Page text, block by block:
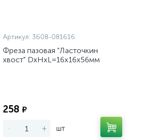
Артикул: 3608-081616
Фреза пазовая "Ласточкин
хвост" DxHxL=16х16х56мм
258 ₽
- + шт